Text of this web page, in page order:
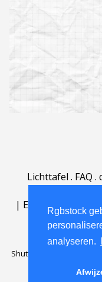
Rgbstock
analyseren.
Lichttafel . FAQ .
| English | Deutsch
Shutterstock official